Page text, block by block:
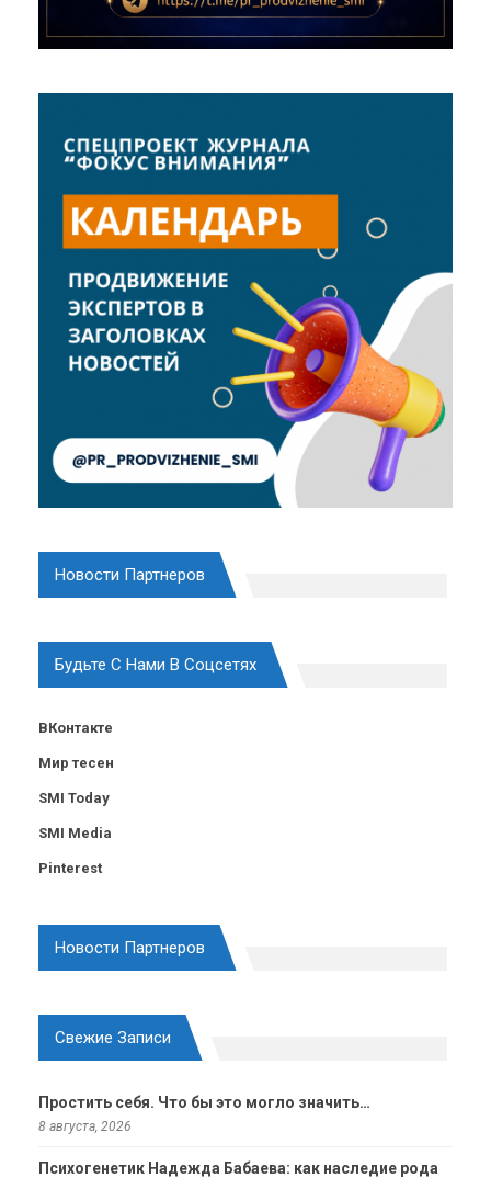
Новости Партнеров
Будьте С Нами В Соцсетях
ВКонтакте
Мир тесен
SMI Today
SMI Media
Pinterest
Новости Партнеров
Свежие Записи
Простить себя. Что бы это могло значить…
8 августа, 2026
Психогенетик Надежда Бабаева: как наследие рода